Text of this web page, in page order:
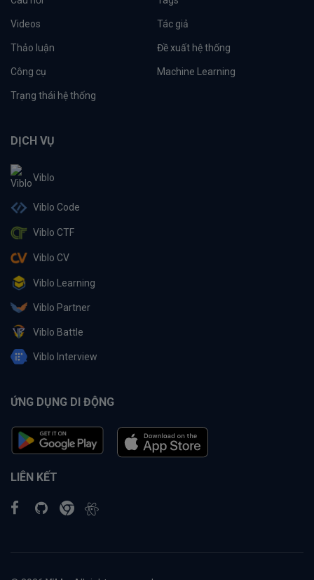
Videos Tác giả
Thảo luận Đề xuất hệ thống
Công cụ Machine Learning
Trạng thái hệ thống
DỊCH VỤ
Viblo
Viblo Code
Viblo CTF
Viblo CV
Viblo Learning
Viblo Partner
Viblo Battle
Viblo Interview
ỨNG DỤNG DI ĐỘNG
LIÊN KẾT